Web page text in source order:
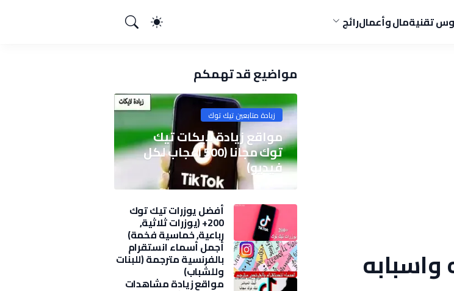
تقنيةمال وأعمالرائج
واسبابه
مواضيع قد تهمكم
زيادة متابعين تيك توك
مواقع زيادة لايكات تيك
توك مجانا (500 اعجاب لكل
فيديو)
أفضل يوزرات تيك توك
200+ (يوزرات ثلاثية,
رباعية, خماسية فخمة)
2025
أجمل أسماء انستقرام
بالفرنسية مترجمة (للبنات
وللشباب)
مواقع زيادة مشاهدات